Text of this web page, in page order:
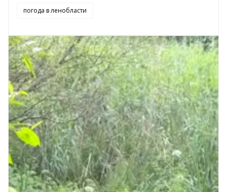
погода в ленобласти